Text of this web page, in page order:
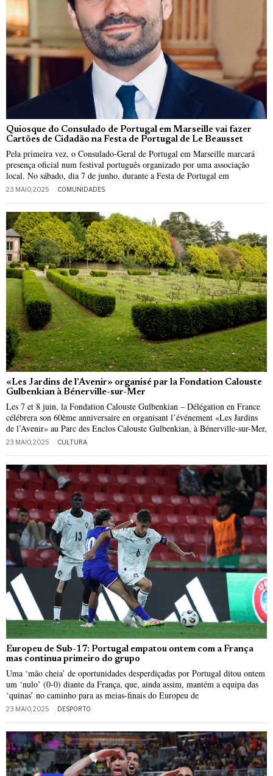
Quiosque do Consulado de Portugal em Marseille vai fazer
Cartões de Cidadão na Festa de Portugal de Le Beausset
Pela primeira vez, o Consulado-Geral de Portugal em Marseille marcará
presença oficial num festival português organizado por uma associação
local. No sábado, dia 7 de junho, durante a Festa de Portugal em
23 MAIO, 2025 COMUNIDADES
«Les Jardins de l’Avenir» organisé par la Fondation Calouste
Gulbenkian à Bénerville-sur-Mer
Les 7 et 8 juin, la Fondation Calouste Gulbenkian – Délégation en France
célébrera son 60ème anniversaire en organisant l’événement «Les Jardins
de l’Avenir» au Parc des Enclos Calouste Gulbenkian, à Bénerville-sur-Mer,
23 MAIO, 2025 CULTURA
Europeu de Sub-17: Portugal empatou ontem com a França
mas continua primeiro do grupo
Uma ‘mão cheia’ de oportunidades desperdiçadas por Portugal ditou ontem
um ‘nulo’ (0-0) diante da França, que, ainda assim, mantém a equipa das
‘quinas’ no caminho para as meias-finais do Europeu de
23 MAIO, 2025 DESPORTO